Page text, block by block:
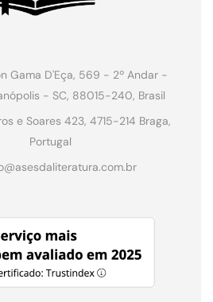
Gama D'Eça, 569 - 2º Andar -
- SC, 88015-240, Brasil
e Soares 423, 4715-214 Braga,
Portugal